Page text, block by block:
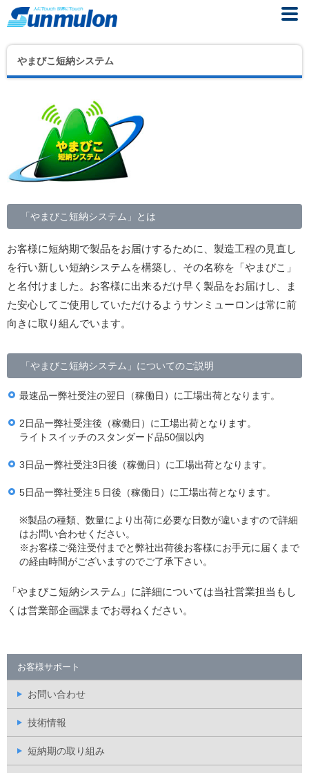
やまびこ短納システム
「やまびこ短納システム」とは
お客様に短納期で製品をお届けするために、製造工程の見直し
を行い新しい短納システムを構築し、その名称を「やまびこ」
と名付けました。お客様に出来るだけ早く製品をお届けし、ま
た安心してご使用していただけるようサンミューロンは常に前
向きに取り組んでいます。
「やまびこ短納システム」についてのご説明
最速品ー弊社受注の翌日（稼働日）に工場出荷となります。
2日品ー弊社受注後（稼働日）に工場出荷となります。
ライトスイッチのスタンダード品50個以内
3日品ー弊社受注3日後（稼働日）に工場出荷となります。
5日品ー弊社受注５日後（稼働日）に工場出荷となります。
※製品の種類、数量により出荷に必要な日数が違いますので詳細
はお問い合わせください。
※お客様ご発注受付までと弊社出荷後お客様にお手元に届くまで
の経由時間がございますのでご了承下さい。
「やまびこ短納システム」に詳細については当社営業担当もし
くは営業部企画課までお尋ねください。
お客様サポート
お問い合わせ
技術情報
短納期の取り組み